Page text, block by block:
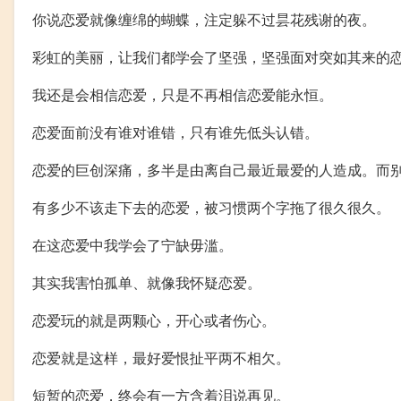
你说恋爱就像缠绵的蝴蝶，注定躲不过昙花残谢的夜。
彩虹的美丽，让我们都学会了坚强，坚强面对突如其来的恋
我还是会相信恋爱，只是不再相信恋爱能永恒。
恋爱面前没有谁对谁错，只有谁先低头认错。
恋爱的巨创深痛，多半是由离自己最近最爱的人造成。而
有多少不该走下去的恋爱，被习惯两个字拖了很久很久。
在这恋爱中我学会了宁缺毋滥。
其实我害怕孤单、就像我怀疑恋爱。
恋爱玩的就是两颗心，开心或者伤心。
恋爱就是这样，最好爱恨扯平两不相欠。
短暂的恋爱，终会有一方含着泪说再见。